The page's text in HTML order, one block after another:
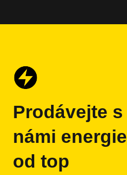
Prodávejte s
námi energie
od top